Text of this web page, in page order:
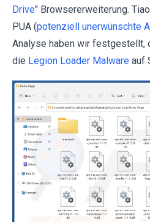
Drive" Browsererweiterung.
PUA (potenziell unerwünschte
Analyse haben wir festgestellt,
die Legion Loader Malware auf